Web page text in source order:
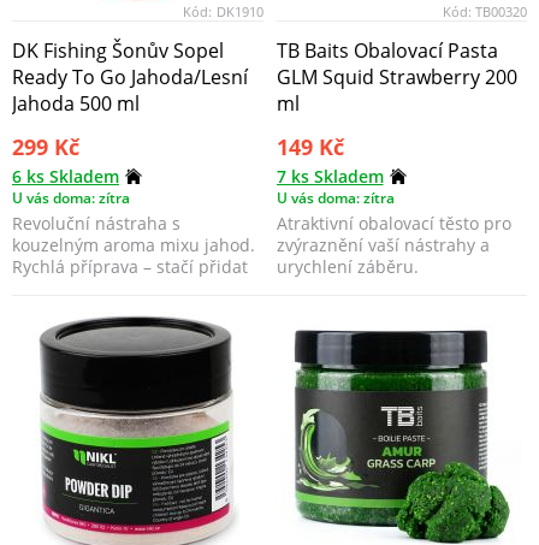
Kód: DK1910
DK Fishing Šonův Sopel
Ready To Go Jahoda/Lesní
Jahoda 500 ml
299 Kč
6 ks Skladem
U vás doma: zítra
Revoluční nástraha s
kouzelným aroma mixu jahod.
Rychlá příprava – stačí přidat
Kód: TB00320
TB Baits Obalovací Pasta
GLM Squid Strawberry 200
ml
149 Kč
7 ks Skladem
U vás doma: zítra
Atraktivní obalovací těsto pro
zvýraznění vaší nástrahy a
urychlení záběru.